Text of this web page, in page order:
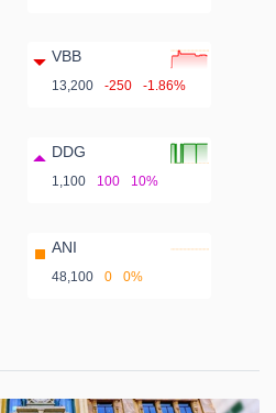
VBB
13,200 -250 -1.86%
DDG
1,100 100 10%
ANI
48,100 0 0%